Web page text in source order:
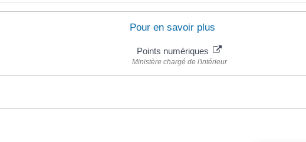
Pour en savoir plus
Points numériques
Ministère chargé de l'intérieur